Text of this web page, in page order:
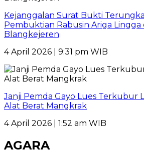
Kejanggalan Surat Bukti
Pembuktian Rabusin Ariga Lingga
Blangkejeren
4 April 2026 | 9:31 pm WIB
Janji Pemda Gayo Lues Terkubur
Alat Berat Mangkrak
4 April 2026 | 1:52 am WIB
AGARA